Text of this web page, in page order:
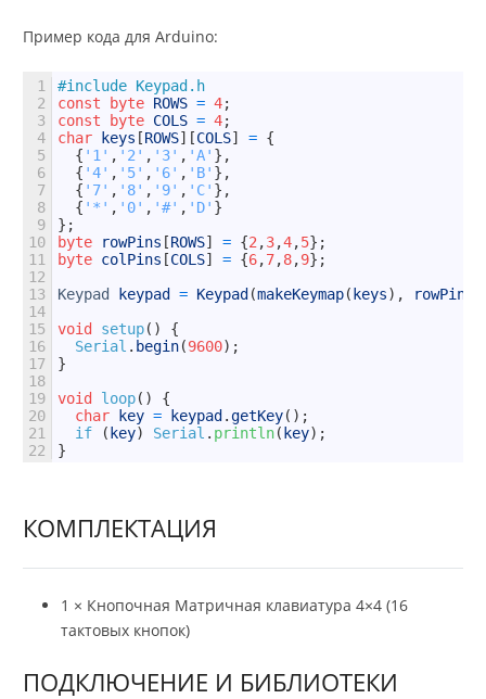
Пример кода для Arduino:
1
2
3
4
5
6
7
8
9
10
11
12
13
14
15
16
17
18
19
20
21
22
#include Keypad.h
const
byte ROWS = 4;
const
byte COLS = 4;
char
keys [ROWS] [COLS] = {
{ '1' , '2' , '3' , 'A' } ,
{ '4' , '5' , '6' , 'B' } ,
{ '7' , '8' , '9' , 'C' } ,
{ '*' , '0' , '#' , 'D' }
} ;
byte
rowPins [ROWS] = {2 ,3,4,5} ;
byte colPins [COLS] = {6,7,8,9} ;
Keypad
keypad = Keypad (makeKeymap( keys) , rowPins
void
setup( )
{
Serial . begin(9600) ;
}
void
loop( )
{
char
key = keypad .getKey( ) ;
if
( key) Serial . println( key) ;
}
КОМПЛЕКТАЦИЯ
1 × Кнопочная Матричная клавиатура 4×4 (16
тактовых кнопок)
ПОДКЛЮЧЕНИЕ И БИБЛИОТЕКИ